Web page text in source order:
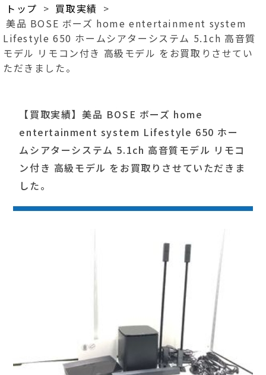
トップ > 買取実績 >
美品 BOSE ボーズ home entertainment system
Lifestyle 650 ホームシアターシステム 5.1ch 高音質
モデル リモコン付き 高級モデル をお買取りさせてい
ただきました。
【買取実績】美品 BOSE ボーズ home
entertainment system Lifestyle 650 ホー
ムシアターシステム 5.1ch 高音質モデル リモコ
ン付き 高級モデル をお買取りさせていただきま
した。